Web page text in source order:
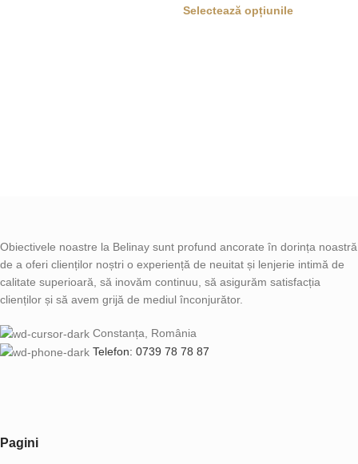
Selectează opțiunile
Obiectivele noastre la Belinay sunt profund ancorate în dorința noastră
de a oferi clienților noștri o experiență de neuitat și lenjerie intimă de
calitate superioară, să inovăm continuu, să asigurăm satisfacția
clienților și să avem grijă de mediul înconjurător.
Constanța, România
Telefon: 0739 78 78 87
Pagini